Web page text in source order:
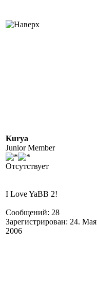
Kurya
Junior Member
Отсутствует
I Love YaBB 2!
Сообщений: 28
Зарегистрирован: 24. Мая
2006